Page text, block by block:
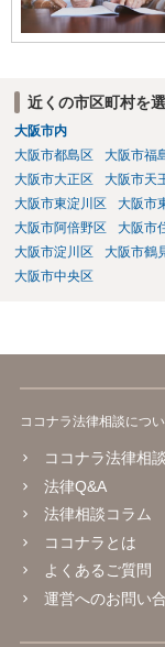
近くの市区町村を
大阪市内
大阪市都島区
大阪市福
大阪市大正区
大阪市天
大阪市東淀川区
大阪市
大阪市阿倍野区
大阪市
大阪市淀川区
大阪市鶴
大阪市中央区
ココナラ法律相談につ
ココナラ法律相
法律Q&A
法律相談コラム
ココナラとは
よくあるご質問
運営へのお問い